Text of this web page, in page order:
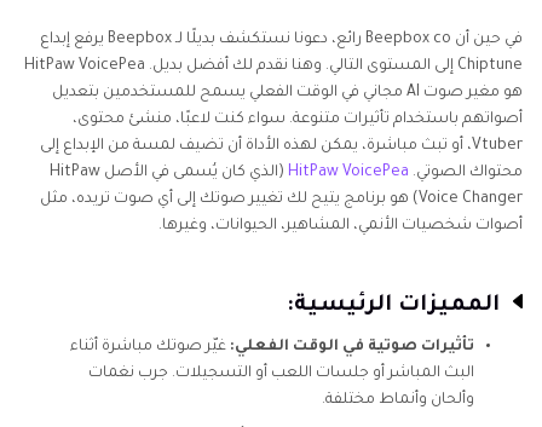
في حين أن Beepbox co رائع، دعونا نستكشف بديلًا لـ Beepbox يرفع إبداع
Chiptune إلى المستوى التالي. وهنا نقدم لك أفضل بديل. HitPaw VoicePea
هو مغير صوت AI مجاني في الوقت الفعلي يسمح للمستخدمين بتعديل
أصواتهم باستخدام تأثيرات متنوعة. سواء كنت لاعبًا، منشئ محتوى،
Vtuber، أو تبث مباشرة، يمكن لهذه الأداة أن تضيف لمسة من الإبداع إلى
محتواك الصوتي. HitPaw VoicePea
(الذي كان يُسمى في الأصل HitPaw
Voice Changer) هو برنامج يتيح لك تغيير صوتك إلى أي صوت تريده، مثل
أصوات شخصيات الأنمي، المشاهير، الحيوانات، وغيرها.
المميزات الرئيسية:
تأثيرات صوتية في الوقت الفعلي: غيّر صوتك مباشرة أثناء
البث المباشر أو جلسات اللعب أو التسجيلات. جرب نغمات
وألحان وأنماط مختلفة.